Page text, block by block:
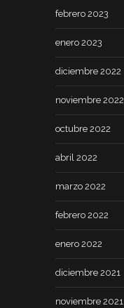
febrero 2023
enero 2023
diciembre 2022
noviembre 2022
octubre 2022
abril 2022
marzo 2022
febrero 2022
enero 2022
diciembre 2021
noviembre 2021